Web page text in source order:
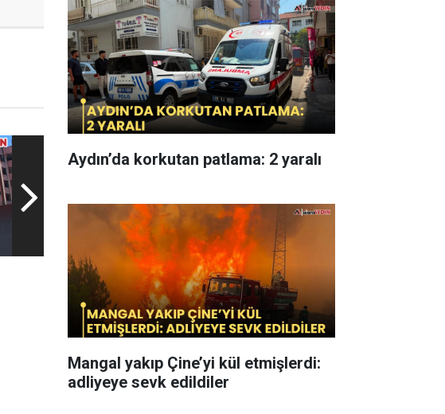
Aydın’da korkutan patlama: 2 yaralı
Mangal yakıp Çine’yi kül etmişlerdi:
adliyeye sevk edildiler